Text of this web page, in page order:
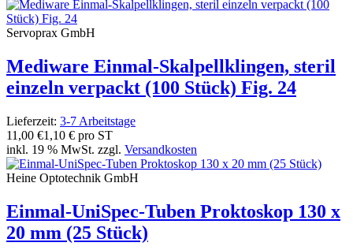
Servoprax GmbH
Mediware Einmal-Skalpellklingen, steril
einzeln verpackt (100 Stück) Fig. 24
Lieferzeit: 3-7 Arbeitstage
11,00 €1,10 € pro ST
inkl. 19 % MwSt. zzgl. Versandkosten
Heine Optotechnik GmbH
Einmal-UniSpec-Tuben Proktoskop 130 x
20 mm (25 Stück)